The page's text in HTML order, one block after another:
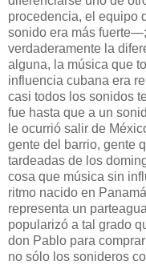
procedencia, el equipo
sonido era más
verdaderamente la
alguna, la música que
influencia cubana era
casi todos los sonidos
fue hasta que a un
le ocurrió salir de
gente del barrio, gente
tardeadas de los
cosa que música sin
ritmo nacido en
representa un
popularizó a tal grado
don Pablo para
no sólo los sonideros